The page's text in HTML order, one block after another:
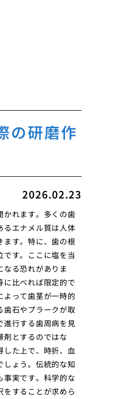
の研磨作
2026.02.23
かれます。多くの歯
るエナメル質は人体
す。特に、歯の根
す。ここに塩を当
る恐れがありま
比べれば限定的で
って歯茎が一時的
石やプラークが取
進行する歯周病を見
とするのではな
た上で、時折、血
ょう。伝統的な知
実です。科学的な
することが求めら